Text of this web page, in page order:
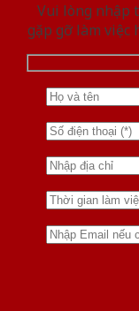
Vui lòng nhập
gặp gỡ làm việc